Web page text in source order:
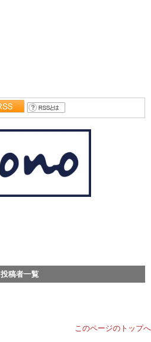
投稿者一覧
このページのトップへ